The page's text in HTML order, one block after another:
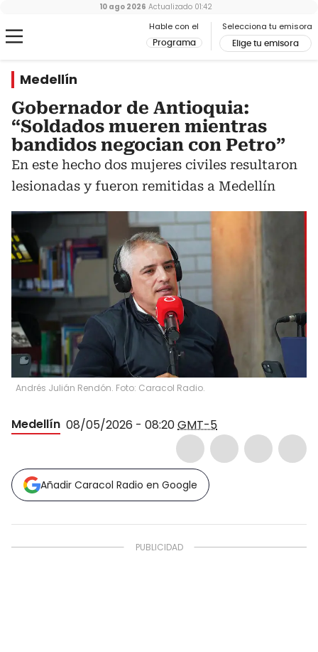
Hable con el
Programa
Selecciona tu emisora
Elige tu emisora
10 ago 2026 Actualizado 01:42
Medellín
Gobernador de Antioquia:
“Soldados mueren mientras
bandidos negocian con Petro”
En este hecho dos mujeres civiles resultaron
lesionadas y fueron remitidas a Medellín
Andrés Julián Rendón. Foto: Caracol Radio.
Medellín 08/05/2026 - 08:20GMT-5
Añadir Caracol Radio en Google